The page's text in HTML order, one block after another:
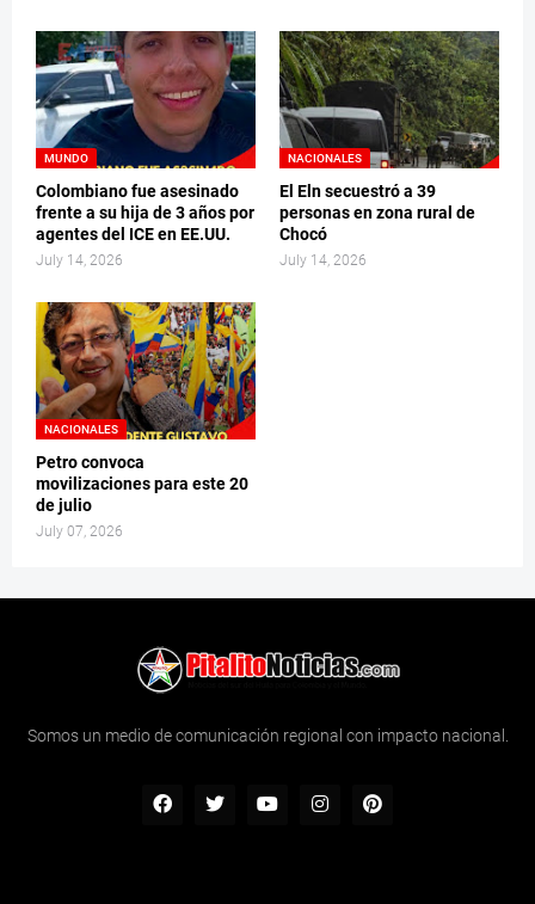
MUNDO
Colombiano fue asesinado
frente a su hija de 3 años por
agentes del ICE en EE.UU.
July 14, 2026
NACIONALES
El Eln secuestró a 39
personas en zona rural de
Chocó
July 14, 2026
NACIONALES
Petro convoca
movilizaciones para este 20
de julio
July 07, 2026
Somos un medio de comunicación regional con impacto nacional.